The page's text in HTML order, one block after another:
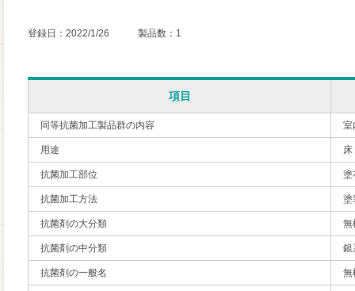
登録日：2022/1/26 製品数：1
項目
同等抗菌加工製品群の内容 室
用途 床
抗菌加工部位 塗
抗菌加工方法 塗
抗菌剤の大分類 無
抗菌剤の中分類 銀
抗菌剤の一般名 無